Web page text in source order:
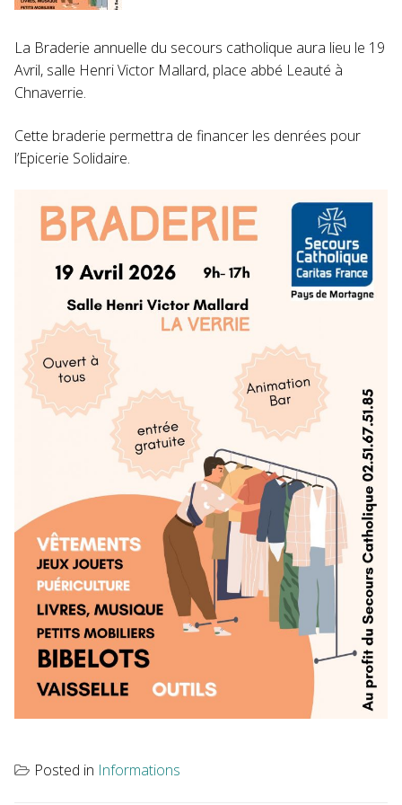
La Braderie annuelle du secours catholique aura lieu le 19
Avril, salle Henri Victor Mallard, place abbé Leauté à
Chnaverrie.
Cette braderie permettra de financer les denrées pour
l’Epicerie Solidaire.
Posted in Informations